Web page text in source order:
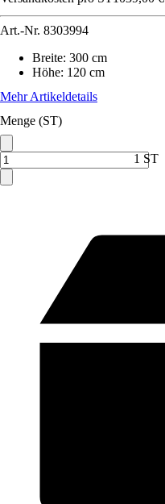
Art.-Nr. 8303994
Breite: 300 cm
Höhe: 120 cm
Mehr Artikeldetails
Menge (ST)
1 ST